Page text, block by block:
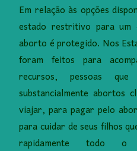
Em relação às opções
estado restritivo para
aborto é protegido. Nos
foram feitos para
recursos, pessoas
substancialmente abortos
viajar, para pagar pelo
para cuidar de seus filhos
rapidamente todo o